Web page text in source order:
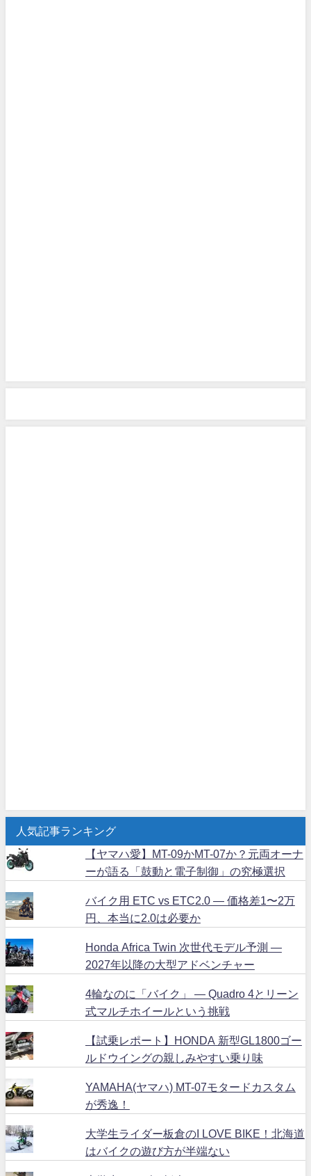
人気記事ランキング
【ヤマハ愛】MT-09かMT-07か？元両オーナ
ーが語る「鼓動と電子制御」の究極選択
バイク用 ETC vs ETC2.0 ― 価格差1〜2万
円、本当に2.0は必要か
Honda Africa Twin 次世代モデル予測 ―
2027年以降の大型アドベンチャー
4輪なのに「バイク」 ― Quadro 4とリーン
式マルチホイールという挑戦
【試乗レポート】HONDA 新型GL1800ゴー
ルドウイングの親しみやすい乗り味
YAMAHA(ヤマハ) MT-07モタードカスタム
が秀逸！
大学生ライダー板倉のI LOVE BIKE！北海道
はバイクの遊び方が半端ない